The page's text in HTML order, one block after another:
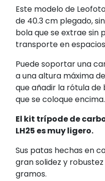
Este modelo de
de 40.3 cm plegado,
bola que se extrae sin
transporte en
Puede soportar una
a una altura máxima
que añadir la rótula
que se coloque encima.
El kit trípode de
LH25 es muy ligero.
Sus patas hechas en
gran solidez y
gramos.